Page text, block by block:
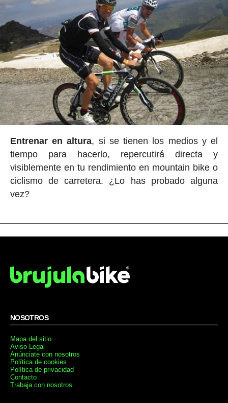
Entrenar en altura, si se tienen los medios y el
tiempo para hacerlo, repercutirá directa y
visiblemente en tu rendimiento en mountain bike o
ciclismo de carretera. ¿Lo has probado alguna
vez?
NOSOTROS
Mapa del sitio
Aviso Legal
Anúnciate con nosotros
Política de cookies
Política de privacidad
Contacto
Trabaja con nosotros